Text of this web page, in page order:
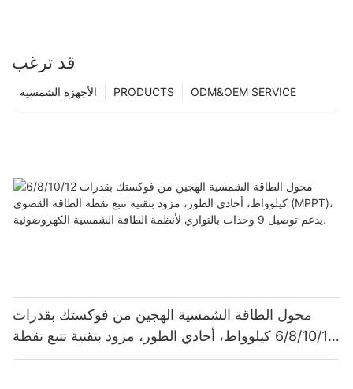
قد ترغب
ODM&OEM SERVICE
PRODUCTS الأجهزة الشمسية
محول الطاقة الشمسية الهجين من فوكستك بقدرات
6/8/10/12 كيلوواط، أحادي الطور، مزود بتقنية تتبع نقطة
الطاقة القصوى (MPPT)، يدعم توصيل 9 وحدات بالتوازي